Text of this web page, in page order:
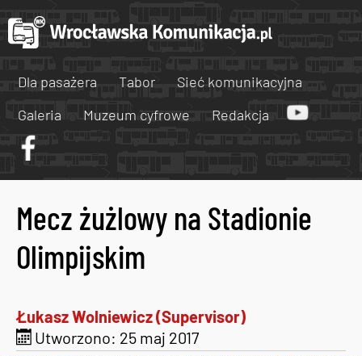
Dla pasażera Tabor
Sieć komunikacyjna
Galeria
Muzeum cyfrowe Redakcja
Mecz żużlowy na Stadionie
Olimpijskim
Łukasz Wolniewicz (Supervisor)
Utworzono: 25 maj 2017